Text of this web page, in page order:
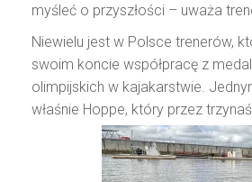
myśleć o przyszłości – uważa
Niewielu jest w Polsce trenerów,
swoim koncie współpracę z
olimpijskich w kajakarstwie.
właśnie Hoppe, który przez